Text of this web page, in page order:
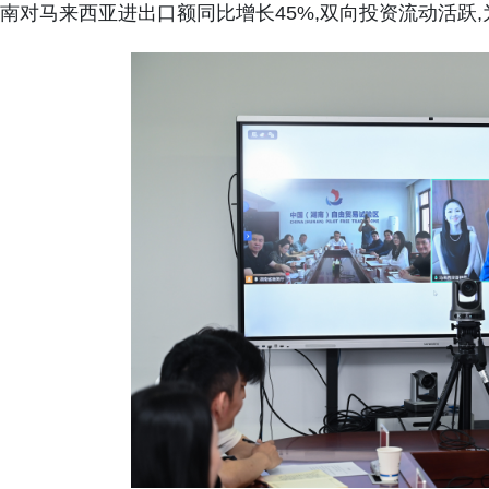
南对马来西亚进出口额同比增长45%,双向投资流动活跃